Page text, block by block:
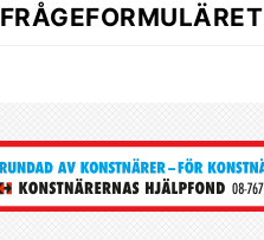
FRÅGEFORMULÄRET